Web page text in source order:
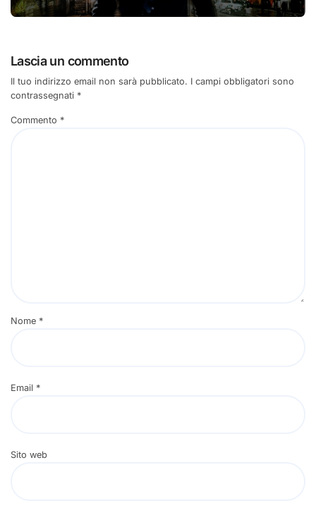
Lascia un commento
Il tuo indirizzo email non sarà pubblicato. I campi obbligatori sono
contrassegnati *
Commento *
Nome *
Email *
Sito web